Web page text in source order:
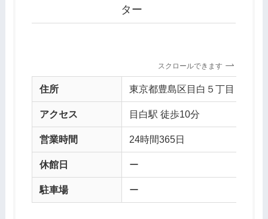
ター
スクロールできます
住所 東京都豊島区目白５丁目４−３
アクセス 目白駅 徒歩10分
営業時間 24時間365日
休館日 ー
駐車場 ー